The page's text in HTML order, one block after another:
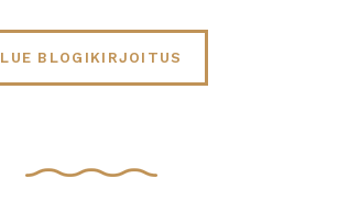
LUE BLOGIKIRJOITUS